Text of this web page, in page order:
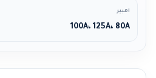
امبير
100A، 125A، 80A